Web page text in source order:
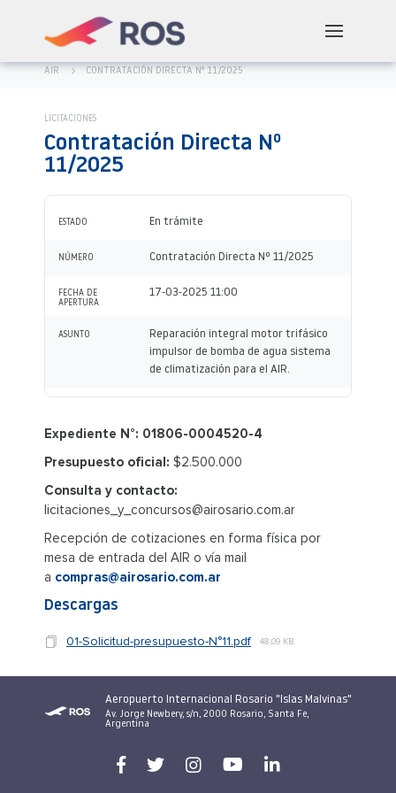
AIR CONTRATACIÓN DIRECTA Nº 11/2025
LICITACIONES
Contratación Directa Nº
11/2025
ESTADO En trámite
NÚMERO Contratación Directa Nº 11/2025
FECHA DE
APERTURA
17-03-2025 11:00
ASUNTO
Reparación integral motor trifásico
impulsor de bomba de agua sistema
de climatización para el AIR.
Expediente N°: 01806-0004520-4
Presupuesto oficial: $2.500.000
Consulta y contacto:
licitaciones_y_concursos@airosario.com.ar
Recepción de cotizaciones en forma física por
mesa de entrada del AIR o vía mail
a compras@airosario.com.ar
Descargas
01-Solicitud-presupuesto-N°11.pdf 48,09 KB
Aeropuerto Internacional Rosario "Islas Malvinas"
Av. Jorge Newbery, s/n, 2000 Rosario, Santa Fe,
Argentina